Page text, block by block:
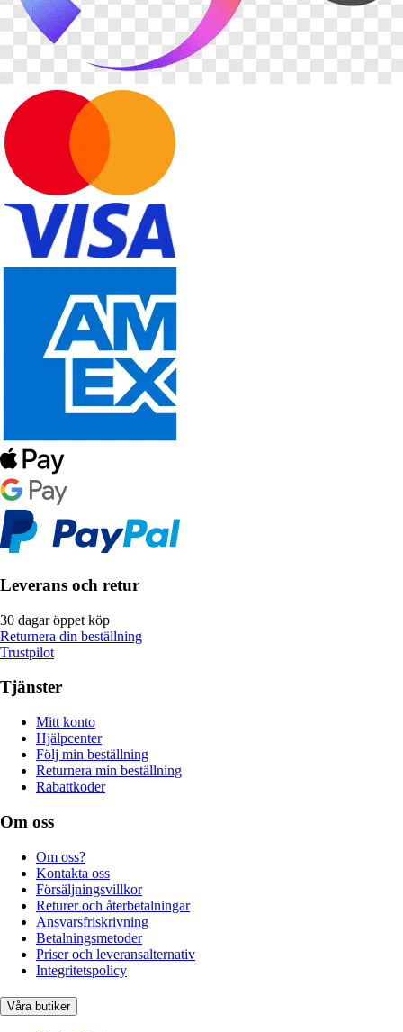
Leverans och retur
30 dagar öppet köp
Returnera din beställning
Trustpilot
Tjänster
Mitt konto
Hjälpcenter
Följ min beställning
Returnera min beställning
Rabattkoder
Om oss
Om oss?
Kontakta oss
Försäljningsvillkor
Returer och återbetalningar
Ansvarsfriskrivning
Betalningsmetoder
Priser och leveransalternativ
Integritetspolicy
Våra butiker